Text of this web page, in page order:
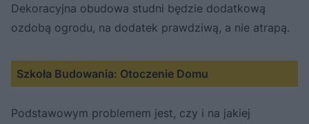
Dekoracyjna obudowa studni będzie dodatkową
ozdobą ogrodu, na dodatek prawdziwą, a nie atrapą.
Szkoła Budowania: Otoczenie Domu
Podstawowym problemem jest, czy i na jakiej